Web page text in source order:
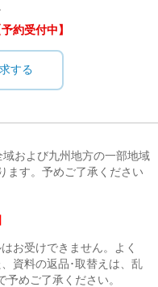
約受付中】
する
および九州地方の一部地域
ます。予めご了承ください
お受けできません。よく
資料の返品･取替えは、乱
めご了承ください。